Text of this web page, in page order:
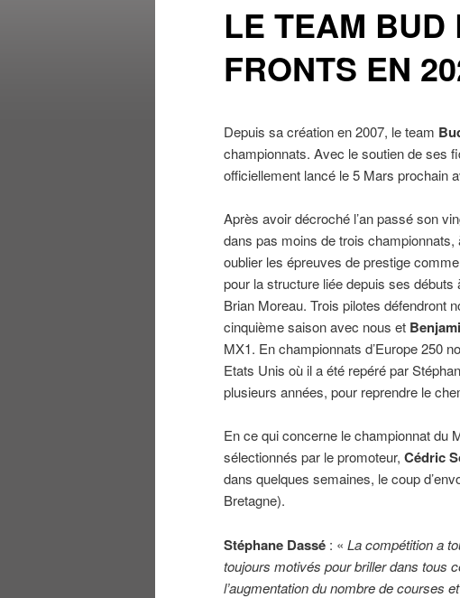
LE TEAM BUD
FRONTS EN
Depuis sa création en 2007, le team
championnats. Avec le soutien de ses
officiellement lancé le 5 Mars prochain
Après avoir décroché l’an passé son
dans pas moins de trois championnats,
oublier les épreuves de prestige
pour la structure liée depuis ses
Brian Moreau. Trois pilotes défendront
cinquième saison avec nous et
MX1. En championnats d’Europe 250
Etats Unis où il a été repéré par
plusieurs années, pour reprendre le
En ce qui concerne le championnat du
sélectionnés par le promoteur, Cédric
dans quelques semaines, le coup
Bretagne).
Stéphane Dassé : « La compétition a
toujours motivés pour briller dans tous
l’augmentation du nombre de courses